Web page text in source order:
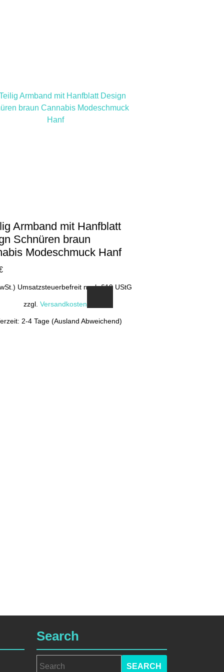
Armband mit Hanfblatt
Schnüren braun
Modeschmuck Hanf
Umsatzsteuerbefreit nach §19 UStG
zzgl.Versandkosten
2-4 Tage (Ausland Abweichend)
Search